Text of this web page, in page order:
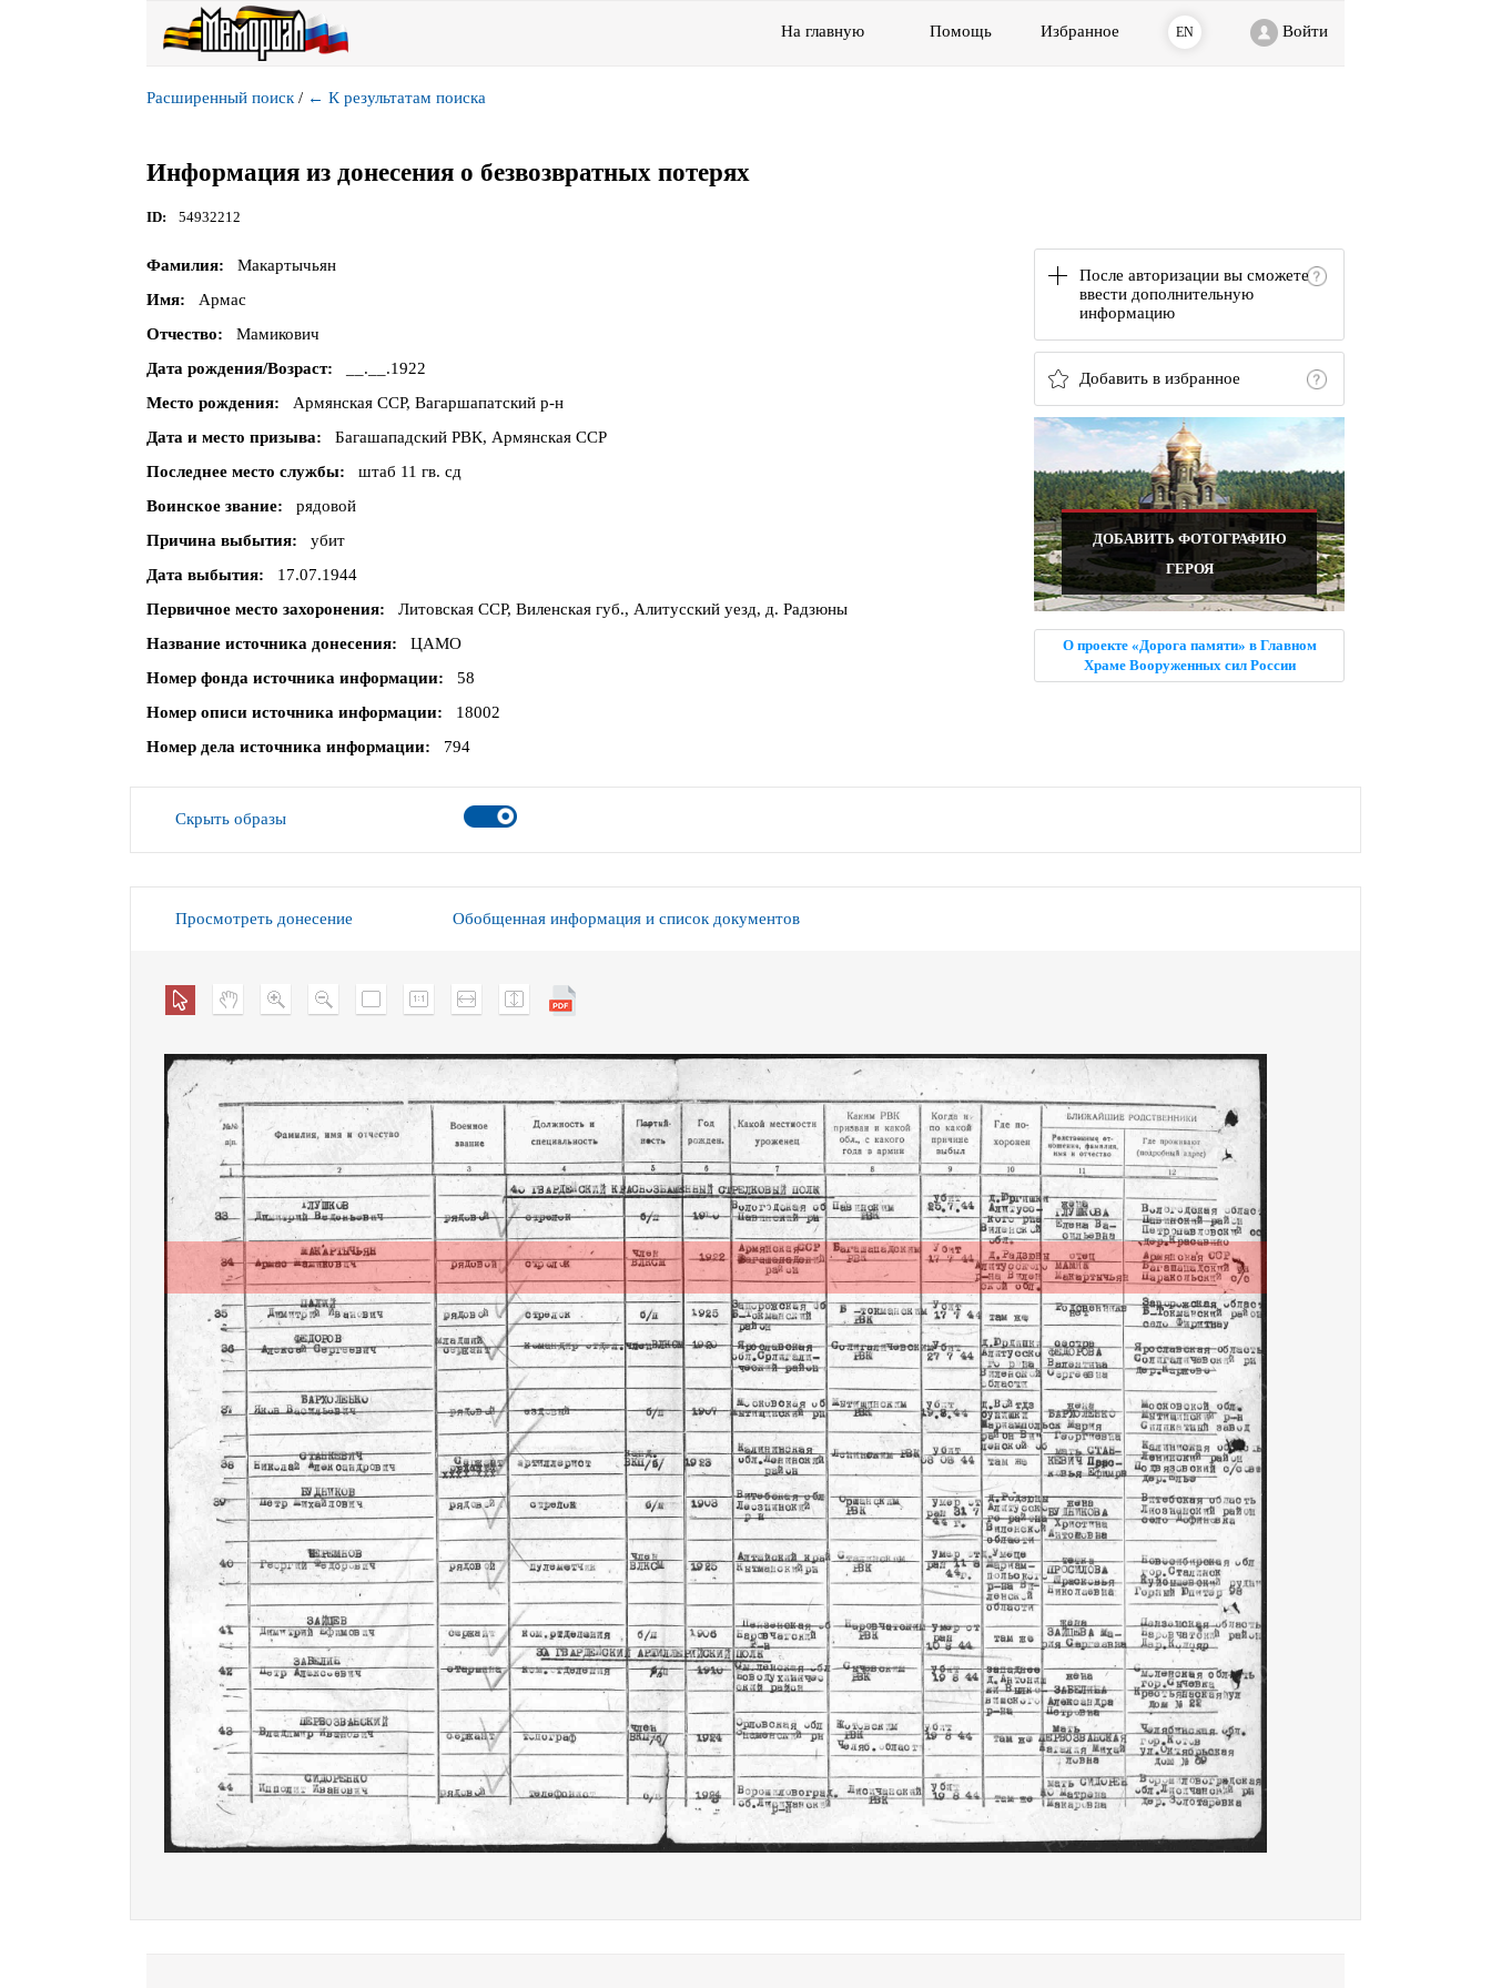
На главную Помощь Избранное EN Войти
Расширенный поиск / ← К результатам поиска
Информация из донесения о безвозвратных потерях
ID 54932212
После авторизации вы сможете
ввести дополнительную
информацию
Добавить в избранное
ДОБАВИТЬ ФОТОГРАФИЮ
ГЕРОЯ
О проекте «Дорога памяти» в Главном
Храме Вооруженных сил России
Фамилия
Макартычьян
Имя
Армас
Отчество
Мамикович
Дата рождения/Возраст
__.__.1922
Место рождения
Армянская ССР, Вагаршапатский р-н
Дата и место призыва
Багашападский РВК, Армянская ССР
Последнее место службы
штаб 11 гв. сд
Воинское звание
рядовой
Причина выбытия
убит
Дата выбытия
17.07.1944
Первичное место захоронения
Литовская ССР, Виленская губ., Алитусский уезд, д. Радзюны
Название источника донесения
ЦАМО
Номер фонда источника информации
58
Номер описи источника информации
18002
Номер дела источника информации
794
Скрыть образы
Просмотреть донесение Обобщенная информация и список документов